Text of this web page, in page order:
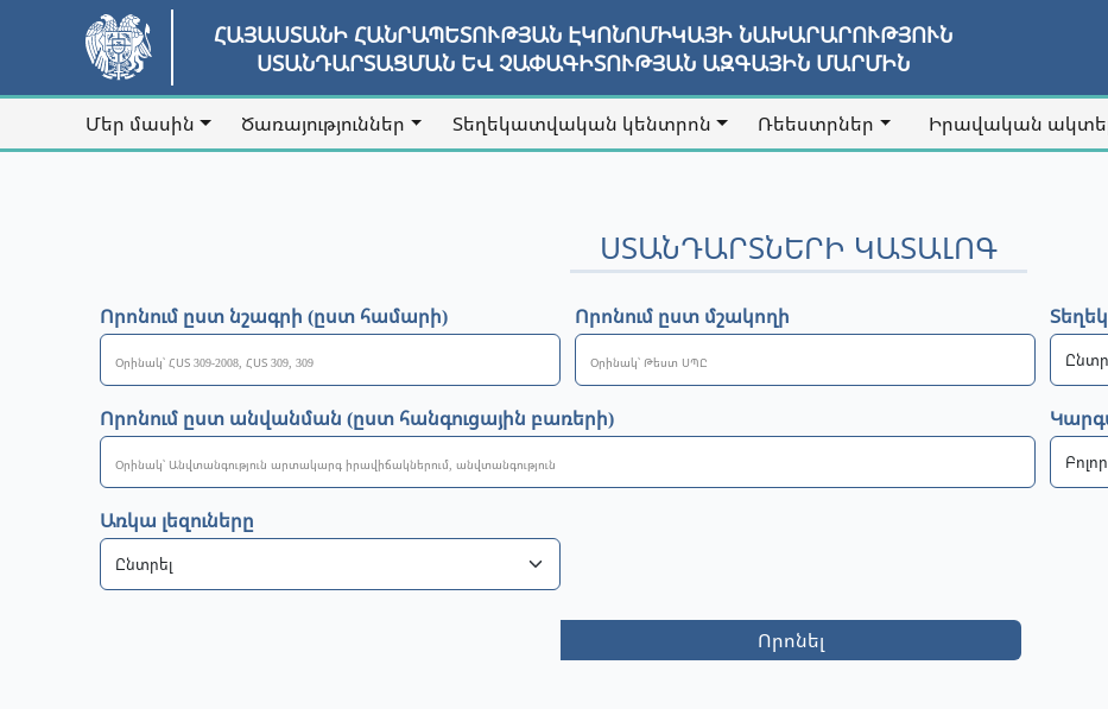
ՀԱՅԱՍՏԱՆԻ ՀԱՆՐԱՊԵՏՈՒԹՅԱՆ ԷԿՈՆՈՄԻԿԱՅԻ ՆԱԽԱՐԱՐՈՒԹՅՈՒՆ
ՍՏԱՆԴԱՐՏԱՑՄԱՆ ԵՎ ՉԱՓԱԳԻՏՈՒԹՅԱՆ ԱԶԳԱՅԻՆ ՄԱՐՄԻՆ
Մեր մասին Ծառայություններ Տեղեկատվական կենտրոն Ռեեստրներ Իրավական
ՍՏԱՆԴԱՐՏՆԵՐԻ ԿԱՏԱԼՈԳ
Որոնում ըստ նշագրի (ըստ համարի) Որոնում ըստ մշակողի
Որոնում ըստ անվանման (ըստ հանգուցային բառերի)
Առկա լեզուները
Որոնել